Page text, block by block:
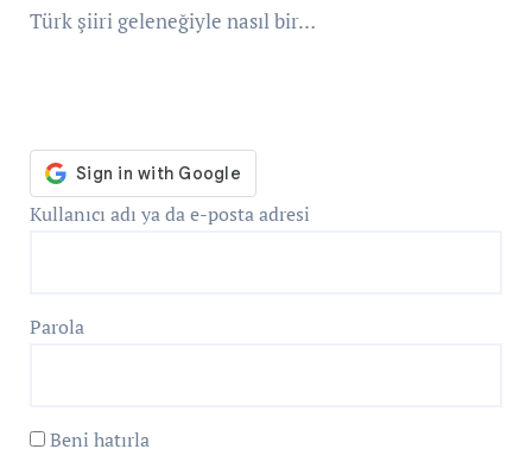
Türk şiiri geleneğiyle nasıl bir…
Kullanıcı adı ya da e-posta adresi
Parola
Beni hatırla